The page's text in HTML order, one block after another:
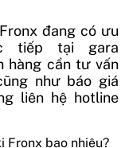
đang có ưu
tiếp tại gara
hàng cần tư vấn
như báo giá
liên hệ hotline